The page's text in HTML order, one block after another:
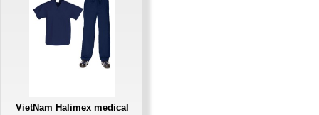
Đặt hàng
VietNam Halimex medical